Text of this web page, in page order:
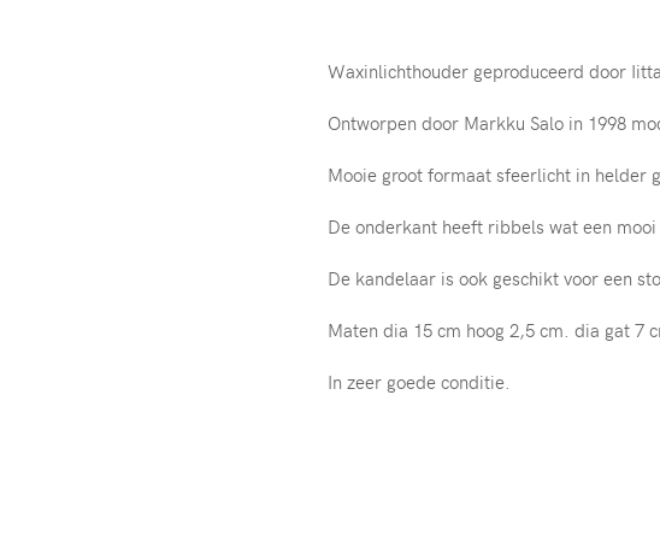
Waxinlichthouder geproduceerd door
Ontworpen door Markku Salo in 1998
Mooie groot formaat sfeerlicht in helder
De onderkant heeft ribbels wat een
De kandelaar is ook geschikt voor een
Maten dia 15 cm hoog 2,5 cm. dia gat 7
In zeer goede conditie.